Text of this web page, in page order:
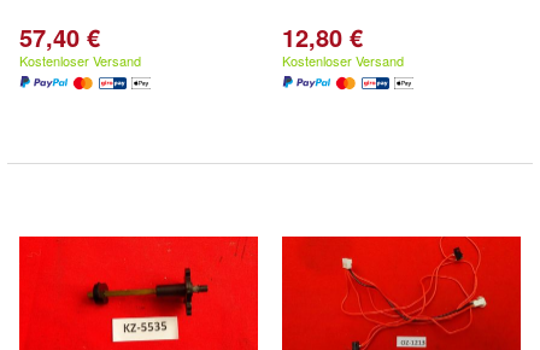
57,40 €
Kostenloser Versand
12,80 €
Kostenloser Versand